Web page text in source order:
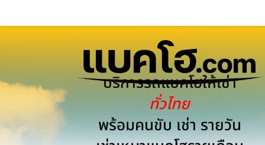
บริการรถแบคโฮให้เช่า
ทั่วไทย
พร้อมคนขับ เช่า รายวัน